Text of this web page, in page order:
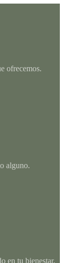
ofrecemos.
alguno.
en tu bienestar.